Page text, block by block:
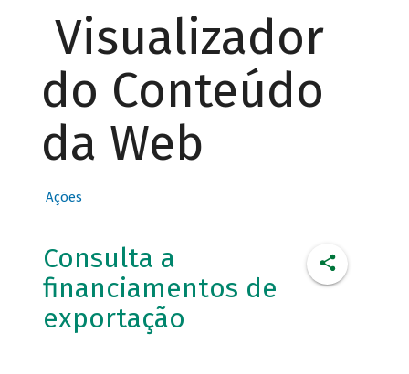
Visualizador
do Conteúdo
da Web
Ações
Consulta a
financiamentos de
exportação